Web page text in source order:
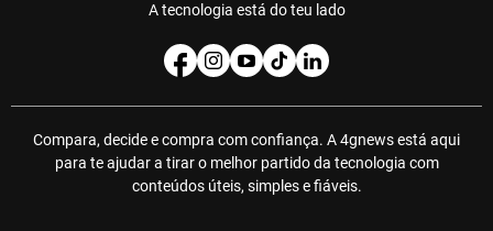
A tecnologia está do teu lado
Compara, decide e compra com confiança. A 4gnews está aqui
para te ajudar a tirar o melhor partido da tecnologia com
conteúdos úteis, simples e fiáveis.